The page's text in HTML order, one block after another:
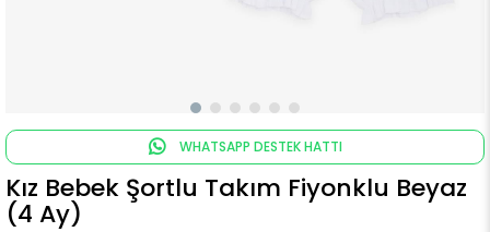
WHATSAPP DESTEK HATTI
Kız Bebek Şortlu Takım Fiyonklu Beyaz
(4 Ay)